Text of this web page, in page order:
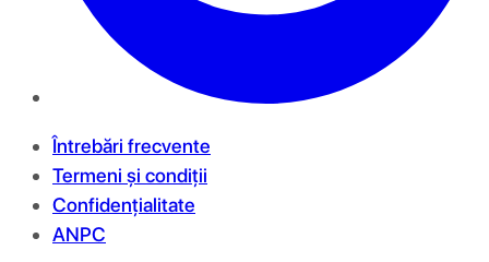
Întrebări frecvente
Termeni și condiții
Confidențialitate
ANPC